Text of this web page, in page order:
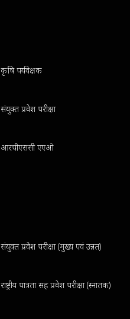
कृषि पर्यवेक्षक
संयुक्त प्रवेश परीक्षा
आरपीएससी एएओ
संयुक्त प्रवेश परीक्षा (मुख्य एवं उन्नत)
राष्ट्रीय पात्रता सह प्रवेश परीक्षा (स्नातक)